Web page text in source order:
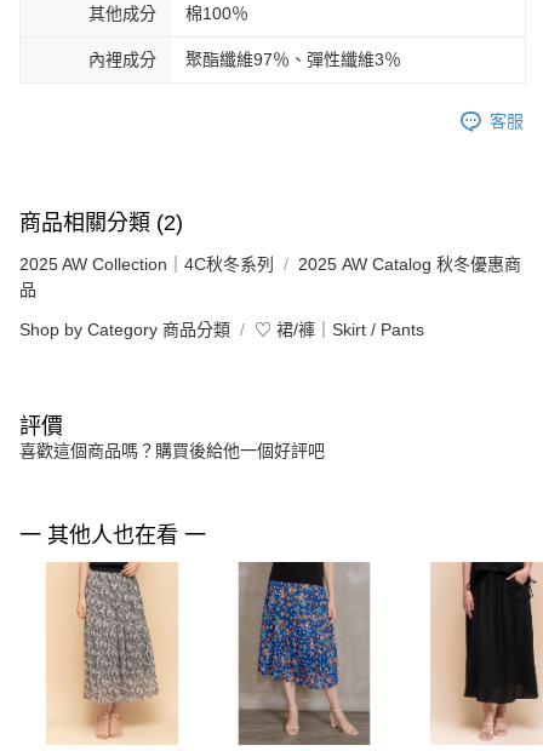
其他成分 棉100％
內裡成分 聚酯纖維97％、彈性纖維3％
客服
商品相關分類 (2)
2025 AW Collection｜4C秋冬系列
2025 AW Catalog 秋冬優惠商
品
Shop by Category 商品分類 ♡ 裙/褲｜Skirt / Pants
評價
喜歡這個商品嗎？購買後給他一個好評吧
一 其他人也在看 一